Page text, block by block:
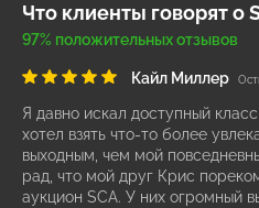
Что клиенты говорят о
97% положительных отзывов
Кайл Миллер
Я давно искал доступный
хотел взять что-то более
выходным, чем мой
рад, что мой друг Крис
аукцион SCA. У них огромный